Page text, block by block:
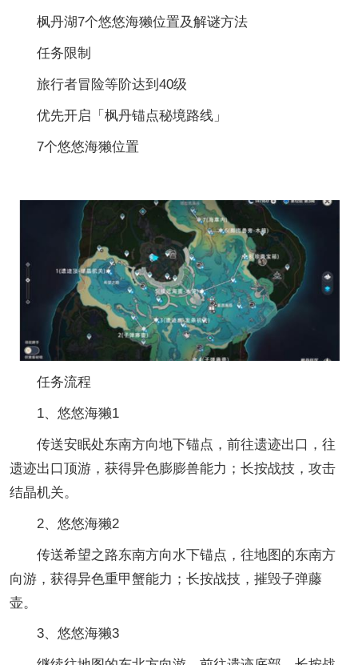
枫丹湖7个悠悠海獭位置及解谜方法
任务限制
旅行者冒险等阶达到40级
优先开启「枫丹锚点秘境路线」
7个悠悠海獭位置
任务流程
1、悠悠海獭1
传送安眠处东南方向地下锚点，前往遗迹出口，往
遗迹出口顶游，获得异色膨膨兽能力；长按战技，攻击
结晶机关。
2、悠悠海獭2
传送希望之路东南方向水下锚点，往地图的东南方
向游，获得异色重甲蟹能力；长按战技，摧毁子弹藤
壶。
3、悠悠海獭3